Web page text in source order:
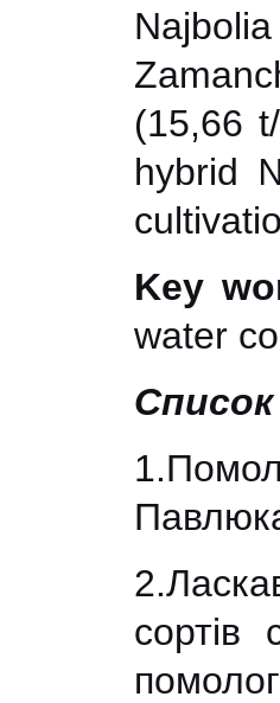
(15,66
hybrid
Key
water
сортів